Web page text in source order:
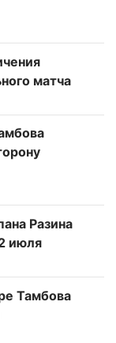
матча
Разина
июля
Тамбова